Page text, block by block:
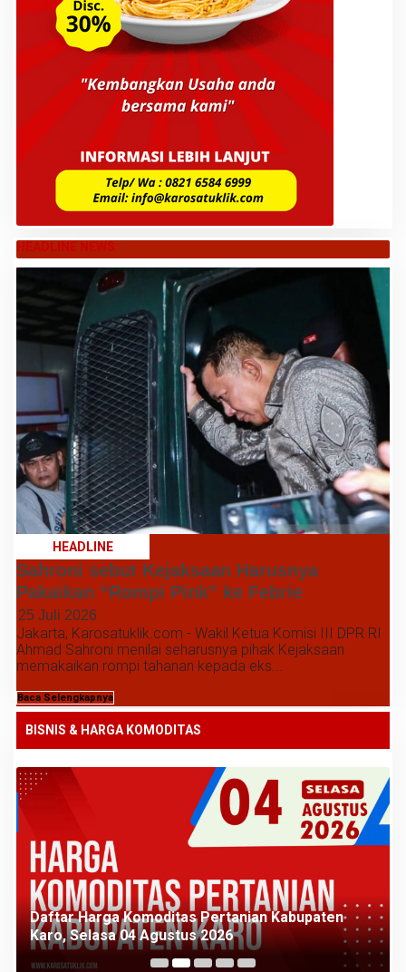
HEADLINE NEWS
HEADLINE
Sahroni sebut Kejaksaan Harusnya
Pakaikan “Rompi Pink” ke Febrie
25 Juli 2026
Jakarta, Karosatuklik.com - Wakil Ketua Komisi III DPR RI
Ahmad Sahroni menilai seharusnya pihak Kejaksaan
memakaikan rompi tahanan kepada eks...
Baca Selengkapnya
BISNIS & HARGA KOMODITAS
Daftar Harga Komoditas Pertanian Kabupaten
Karo, Selasa 04 Agustus 2026